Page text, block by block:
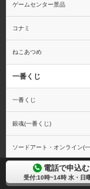
彼女×彼女×
餓狼伝説
ゲームセンター景品
コナミ
ねこあつめ
一番くじ
一番くじ
銀魂(一番くじ)
ソードアート・オンライン(
Fateシリーズ(一番くじ)
電話で申込む
受付:10時~14時 水・日